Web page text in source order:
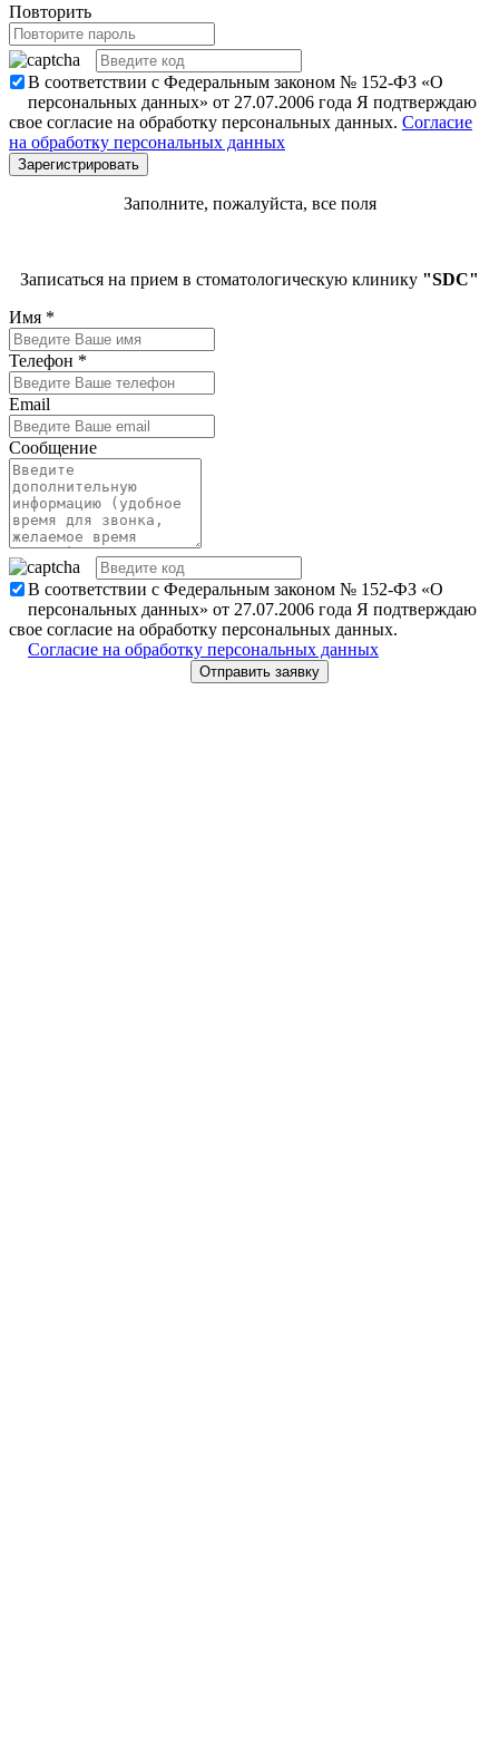
Повторить
В соответствии с Федеральным законом № 152-ФЗ «О
персональных данных» от 27.07.2006 года Я подтверждаю
свое согласие на обработку персональных данных. Согласие
на обработку персональных данных
Заполните, пожалуйста, все поля
Записаться на прием в стоматологическую клинику "SDC"
Имя *
Телефон *
Email
Сообщение
В соответствии с Федеральным законом № 152-ФЗ «О
персональных данных» от 27.07.2006 года Я подтверждаю
свое согласие на обработку персональных данных.
Согласие на обработку персональных данных